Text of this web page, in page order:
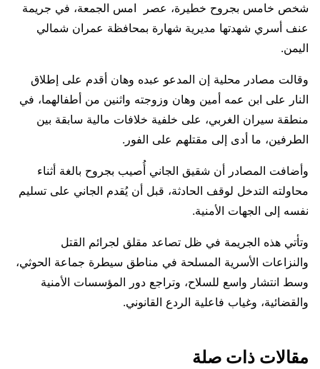
شخص خامس بجروح خطيرة، عصر امس الجمعة، في جريمة
عنف أسري شهدتها مديرية شهارة بمحافظة عمران شمالي
اليمن.
وقالت مصادر محلية إن المدعو عبده وهان أقدم على إطلاق
النار على ابن عمه أمين وهان وزوجته واثنين من أطفالهما، في
منطقة سيران الغربي، على خلفية خلافات مالية سابقة بين
الطرفين، ما أدى إلى مقتلهم على الفور.
وأضافت المصادر أن شقيق الجاني أُصيب بجروح بالغة أثناء
محاولته التدخل لوقف الحادثة، قبل أن يُقدم الجاني على تسليم
نفسه إلى الجهات الأمنية.
وتأتي هذه الجريمة في ظل تصاعد مقلق لجرائم القتل
والنزاعات الأسرية المسلحة في مناطق سيطرة جماعة الحوثي،
وسط انتشار واسع للسلاح، وتراجع دور المؤسسات الأمنية
والقضائية، وغياب فاعلية الردع القانوني.
مقالات ذات صلة